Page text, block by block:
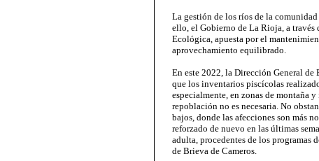
La gestión de los ríos de la
ello, el Gobierno de La Rioja, a
Ecológica, apuesta por el
aprovechamiento equilibrado.
En este 2022, la Dirección General
que los inventarios piscícolas
especialmente, en zonas de montaña
repoblación no es necesaria. No
bajos, donde las afecciones son más
reforzado de nuevo en las últimas
adulta, procedentes de los programas
de Brieva de Cameros.